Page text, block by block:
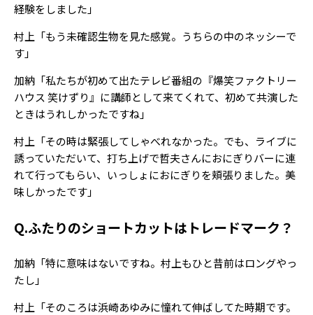
経験をしました」
村上「もう未確認生物を見た感覚。うちらの中のネッシーで
す」
加納「私たちが初めて出たテレビ番組の『爆笑ファクトリー
ハウス 笑けずり』に講師として来てくれて、初めて共演した
ときはうれしかったですね」
村上「その時は緊張してしゃべれなかった。でも、ライブに
誘っていただいて、打ち上げで哲夫さんにおにぎりバーに連
れて行ってもらい、いっしょにおにぎりを頬張りました。美
味しかったです」
Q.ふたりのショートカットはトレードマーク？
加納「特に意味はないですね。村上もひと昔前はロングやっ
たし」
村上「そのころは浜崎あゆみに憧れて伸ばしてた時期です。